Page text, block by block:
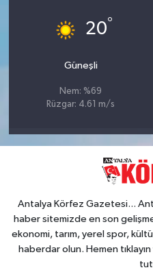
20°
Güneşli
Nem: %69
Rüzgar: 4.61 m/s
Antalya Körfez Gazetesi...
haber sitemizde en son
ekonomi, tarım, yerel spor,
haberdar olun. Hemen